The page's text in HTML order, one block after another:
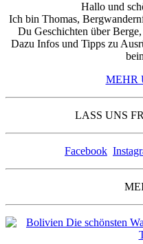
Hallo und
Ich bin Thomas,
Du Geschichten über
Dazu Infos und Tipps zu
MEHR
LASS UNS
Facebook